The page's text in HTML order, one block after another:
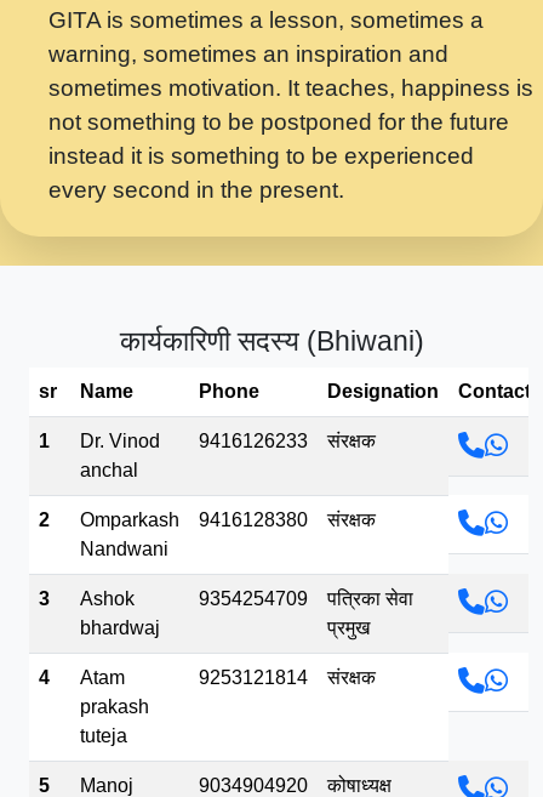
यह हसरत तलब ह नकज कमर Yahi Hasraten
Talab Hai Bhav Pravah #bhajan.mp3
लडल ज बल ल क ज न लग Sadhvi Purnima Ji
7.9.2021 जवल नगर दलल #बसर.mp3
सख भ मझ पयर ह दख भ मझ पयर ह!छड म कस दत
सपरहट भजन 2021 - तर अखय ह जद भर बहर ज म
सपरहट शयम भजन - जय जय शयम जय जय शयम
भव.mp3
GITA is sometimes a lesson, sometimes a
warning, sometimes an inspiration and
sometimes motivation. It teaches, happiness is
not something to be postponed for the future
instead it is something to be experienced
every second in the present.
कार्यकारिणी सदस्य (Bhiwani)
sr Name Phone Designation Contact
1
Dr. Vinod
anchal
9416126233 संरक्षक
2
Omparkash
Nandwani
9416128380 संरक्षक
3
Ashok
bhardwaj
9354254709
पत्रिका सेवा
प्रमुख
4
Atam
prakash
tuteja
9253121814 संरक्षक
5
Manoj
9034904920 कोषाध्यक्ष